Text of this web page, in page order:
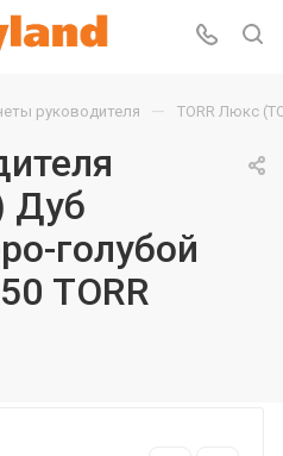
руководителя — TORR Люкс
Дуб
голубой
TORR